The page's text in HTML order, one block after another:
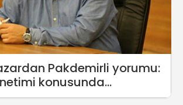
Pakdemirli yorumu:
konusunda
başarısız bakan